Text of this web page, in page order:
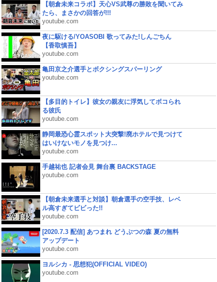
【朝倉未来コラボ】天心VS武尊の勝敗を聞いてみ
たら、まさかの回答が!!!
youtube.com
夜に駆ける/YOASOBI 歌ってみた!しんごちん
【香取慎吾】
youtube.com
亀田京之介選手とボクシングスパーリング
youtube.com
【多目的トイレ】彼女の親友に浮気してボコられ
る彼氏
youtube.com
静岡最恐心霊スポット大突撃!廃ホテルで見つけて
はいけないモノを見つけ...
youtube.com
手越祐也 記者会見 舞台裏 BACKSTAGE
youtube.com
【朝倉未来選手と対談】朝倉選手の空手技、レベ
ル高すぎてビビった!!
youtube.com
[2020.7.3 配信] あつまれ どうぶつの森 夏の無料
アップデート
youtube.com
ヨルシカ - 思想犯(OFFICIAL VIDEO)
youtube.com